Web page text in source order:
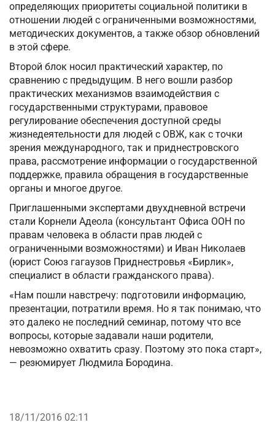
определяющих приоритеты социальной политики в
отношении людей с ограниченными возможностями,
методических документов, а также обзор обновлений
в этой сфере.
Второй блок носил практический характер, по
сравнению с предыдущим. В него вошли разбор
практических механизмов взаимодействия с
государственными структурами, правовое
регулирование обеспечения доступной среды
жизнедеятельности для людей с ОВЖ, как с точки
зрения международного, так и приднестровского
права, рассмотрение информации о государственной
поддержке, правила обращения в государственные
органы и многое другое.
Приглашенными экспертами двухдневной встречи
стали Корнели Адеола (консультант Офиса ООН по
правам человека в области прав людей с
ограниченными возможностями) и Иван Николаев
(юрист Союз гагаузов Приднестровья «Бирлик»,
специалист в области гражданского права).
«Нам пошли навстречу: подготовили информацию,
презентации, потратили время. Но я так понимаю, что
это далеко не последний семинар, потому что все
вопросы, которые задавали наши родители,
невозможно охватить сразу. Поэтому это пока старт»,
— резюмирует Людмила Бородина.
18/11/2016 02:11